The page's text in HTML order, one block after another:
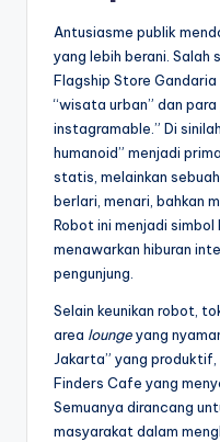
Antusiasme publik
yang lebih berani. Salah
Flagship Store
“wisata urban” dan
instagramable.” Di
humanoid” menjadi
statis, melainkan
berlari, menari, bahkan
Robot ini menjadi
menawarkan hiburan
pengunjung.
Selain keunikan robot,
area loungeyang
Jakarta” yang
Finders Cafe yang
Semuanya dirancang
masyarakat dalam